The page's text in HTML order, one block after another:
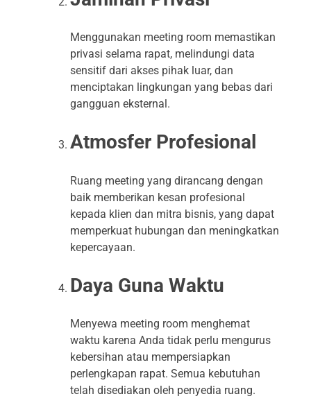
Menggunakan meeting room memastikan
privasi selama rapat, melindungi data
sensitif dari akses pihak luar, dan
menciptakan lingkungan yang bebas dari
gangguan eksternal.
Atmosfer Profesional
Ruang meeting yang dirancang dengan
baik memberikan kesan profesional
kepada klien dan mitra bisnis, yang dapat
memperkuat hubungan dan meningkatkan
kepercayaan.
Daya Guna Waktu
Menyewa meeting room menghemat
waktu karena Anda tidak perlu mengurus
kebersihan atau mempersiapkan
perlengkapan rapat. Semua kebutuhan
telah disediakan oleh penyedia ruang.